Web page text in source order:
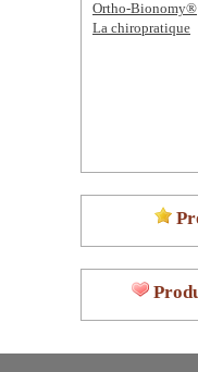
Ortho-Bionomy®
La chiropratique